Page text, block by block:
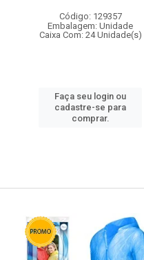
Código: 129357
Embalagem: Unidade
Caixa Com: 24 Unidade(s)
Faça seu login ou
cadastre-se para
comprar.